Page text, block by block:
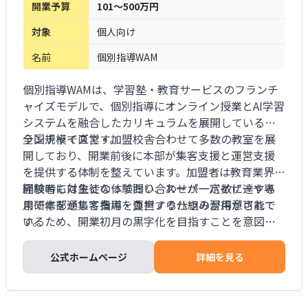
開業予算
101～500万円
対象
個人向け
名前
個別指導WAM
個別指導WAMは、学習塾・教育サービスのフランチ
ャイズモデルで、個別指導にオンライン授業とAI学習
システムを融合したカリキュラムを展開しているフ
ランチャイズです。
全国規模で直営・加盟校舎合わせて多数の教室を展
開しており、開業前後に本部が集客支援と運営支援
を提供する体制を整えています。加盟者は教育業界未
経験者も対象となっており、スーパーバイザーや専
用研修を通じて指導・運営ノウハウの習得が可能で
す。
開校時には生徒の体験問い合わせが一定数に達する
まで本部が集客費用を負担する仕組みが用意されて
いるため、開業初月の黒字化を目指すことを意図し
た支援設計となっています。また、学習指導品質向上
のためにオンライン授業やAIを活用することで、地域
のニーズに応じた柔軟なサービス提供ができる体制
となっています。
公式ホームページ 詳細を見る